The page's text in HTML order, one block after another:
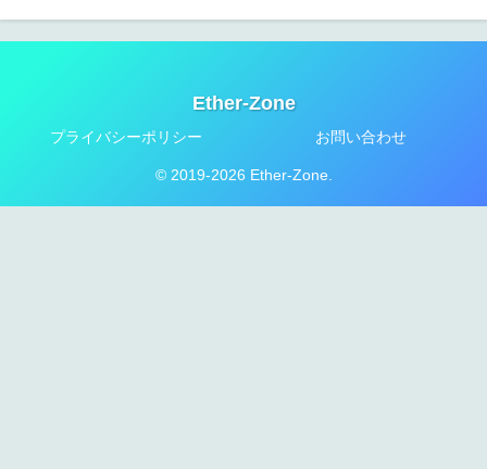
Ether-Zone
プライバシーポリシー お問い合わせ
© 2019-2026 Ether-Zone.